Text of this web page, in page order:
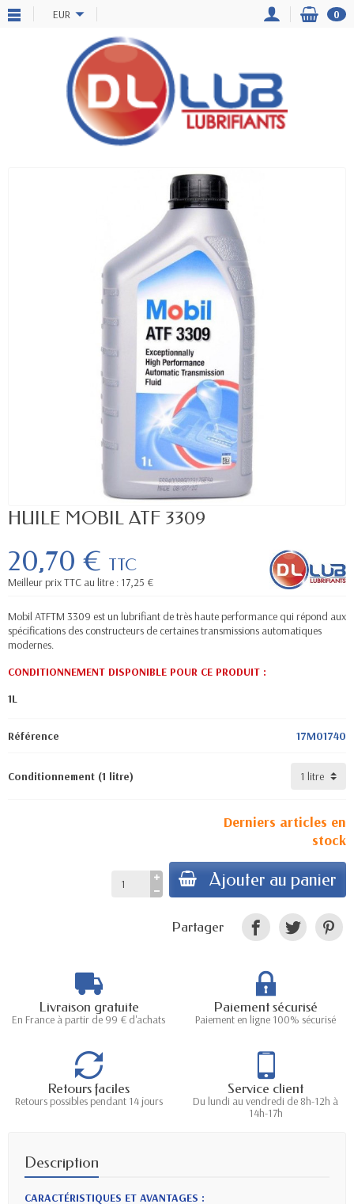
EUR 0
HUILE MOBIL ATF 3309
20,70 € TTC
Meilleur prix TTC au litre : 17,25 €
Mobil ATFTM 3309 est un lubrifiant de très haute performance qui répond aux
spécifications des constructeurs de certaines transmissions automatiques
modernes.
CONDITIONNEMENT DISPONIBLE POUR CE PRODUIT :
1L
Référence 17M01740
Conditionnement (1 litre)
Derniers articles en
stock
Ajouter au panier
Partager
Livraison gratuite
En France à partir de 99 € d'achats
Paiement sécurisé
Paiement en ligne 100% sécurisé
Retours faciles
Retours possibles pendant 14 jours
Service client
Du lundi au vendredi de 8h-12h à
14h-17h
Description
CARACTÉRISTIQUES ET AVANTAGES :